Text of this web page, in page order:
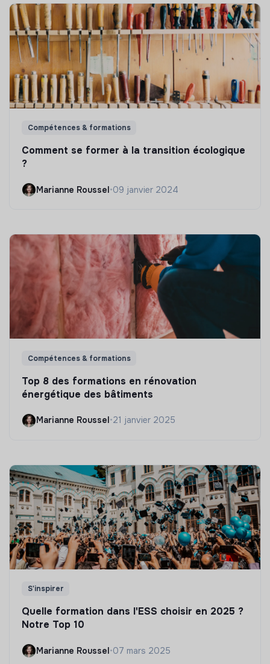
Compétences & formations
Comment se former à la transition écologique
?
Marianne Roussel•09 janvier 2024
Compétences & formations
Top 8 des formations en rénovation
énergétique des bâtiments
Marianne Roussel•21 janvier 2025
S'inspirer
Quelle formation dans l'ESS choisir en 2025 ?
Notre Top 10
Marianne Roussel•07 mars 2025